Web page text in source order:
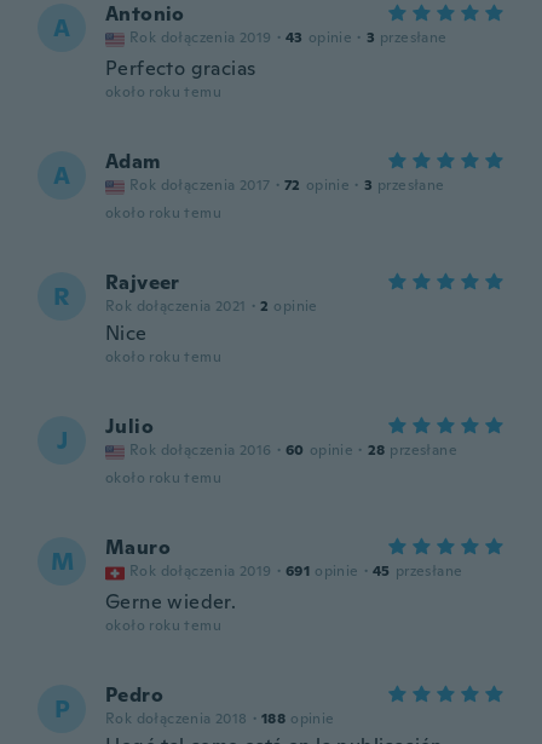
A Antonio
Rok dołączenia 2019 · 43 opinie · 3 przesłane
Perfecto gracias
około roku temu
A Adam
Rok dołączenia 2017 · 72 opinie · 3 przesłane
około roku temu
R Rajveer
Rok dołączenia 2021 · 2 opinie
Nice
około roku temu
J Julio
Rok dołączenia 2016 · 60 opinie · 28 przesłane
około roku temu
M Mauro
Rok dołączenia 2019 · 691 opinie · 45 przesłane
Gerne wieder.
około roku temu
P Pedro
Rok dołączenia 2018 · 188 opinie